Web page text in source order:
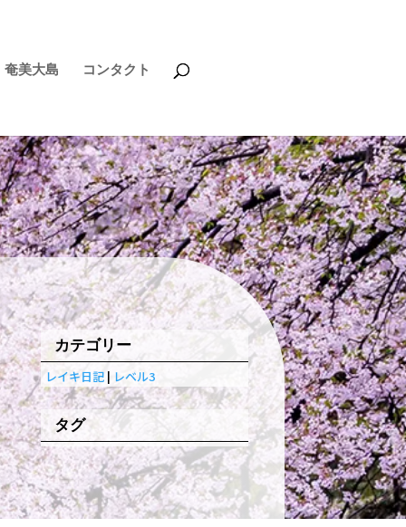
奄美大島 コンタクト
カテゴリー
レイキ日記| レベル3
タグ